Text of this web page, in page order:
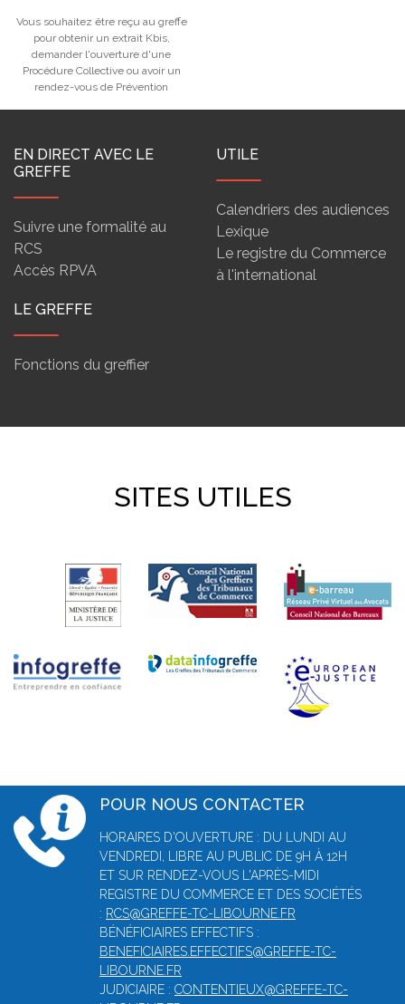
Vous souhaitez être reçu au greffe
pour obtenir un extrait Kbis,
demander l'ouverture d'une
Procédure Collective ou avoir un
rendez-vous de Prévention
EN DIRECT AVEC LE
GREFFE
Suivre une formalité au
RCS
Accès RPVA
UTILE
Calendriers des audiences
Lexique
Le registre du Commerce
à l'international
LE GREFFE
Fonctions du greffier
SITES UTILES
POUR NOUS CONTACTER
HORAIRES D'OUVERTURE : DU LUNDI AU
VENDREDI, LIBRE AU PUBLIC DE 9H À 12H
ET SUR RENDEZ-VOUS L'APRÈS-MIDI
REGISTRE DU COMMERCE ET DES SOCIÉTÉS
: RCS@GREFFE-TC-LIBOURNE.FR
BÉNÉFICIAIRES EFFECTIFS :
BENEFICIAIRES.EFFECTIFS@GREFFE-TC-
LIBOURNE.FR
JUDICIAIRE : CONTENTIEUX@GREFFE-TC-